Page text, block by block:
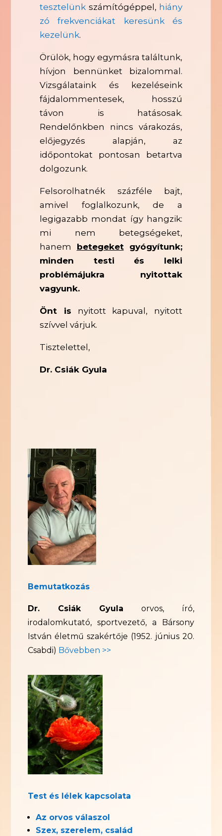
tesztelünk számítógéppel, hiány
zó frekvenciákat keresünk és
kezelünk.
Örülök, hogy egymásra találtunk,
hívjon bennünket bizalommal.
Vizsgálataink és kezeléseink
fájdalommentesek, hosszú
távon is hatásosak.
Rendelőnkben nincs várakozás,
előjegyzés alapján, az
időpontokat pontosan betartva
dolgozunk.
Felsorolhatnék százféle bajt,
amivel foglalkozunk, de a
legigazabb mondat így hangzik:
mi nem betegségeket,
hanem betegeketgyógyítunk;
minden testi és lelki
problémájukra nyitottak
vagyunk.
Önt is nyitott kapuval, nyitott
szívvel várjuk.
Tisztelettel,
Dr. Csiák Gyula
Bemutatkozás
Dr. Csiák Gyula orvos, író,
irodalomkutató, sportvezető, a Bársony
István életmű szakértője (1952. június 20.
Csabdi) Bővebben >>
Test és lélek kapcsolata
Az orvos válaszol
Szex, szerelem, család